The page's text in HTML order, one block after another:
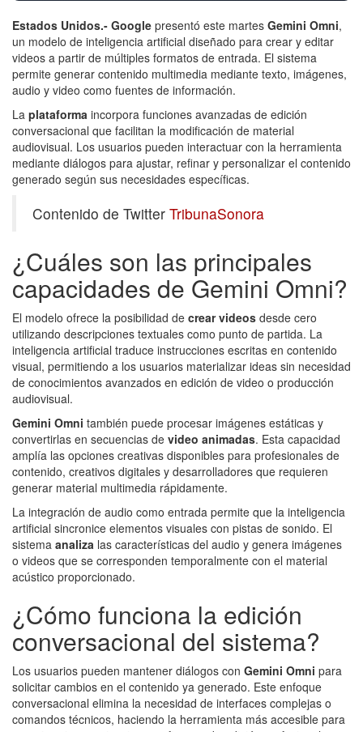
Estados Unidos.- Google presentó este martes Gemini Omni,
un modelo de inteligencia artificial diseñado para crear y editar
videos a partir de múltiples formatos de entrada. El sistema
permite generar contenido multimedia mediante texto, imágenes,
audio y video como fuentes de información.
La plataforma incorpora funciones avanzadas de edición
conversacional que facilitan la modificación de material
audiovisual. Los usuarios pueden interactuar con la herramienta
mediante diálogos para ajustar, refinar y personalizar el contenido
generado según sus necesidades específicas.
Contenido de Twitter TribunaSonora
¿Cuáles son las principales
capacidades de Gemini Omni?
El modelo ofrece la posibilidad de crear videos desde cero
utilizando descripciones textuales como punto de partida. La
inteligencia artificial traduce instrucciones escritas en contenido
visual, permitiendo a los usuarios materializar ideas sin necesidad
de conocimientos avanzados en edición de video o producción
audiovisual.
Gemini Omni también puede procesar imágenes estáticas y
convertirlas en secuencias de video animadas. Esta capacidad
amplía las opciones creativas disponibles para profesionales de
contenido, creativos digitales y desarrolladores que requieren
generar material multimedia rápidamente.
La integración de audio como entrada permite que la inteligencia
artificial sincronice elementos visuales con pistas de sonido. El
sistema analiza las características del audio y genera imágenes
o videos que se corresponden temporalmente con el material
acústico proporcionado.
¿Cómo funciona la edición
conversacional del sistema?
Los usuarios pueden mantener diálogos con Gemini Omni para
solicitar cambios en el contenido ya generado. Este enfoque
conversacional elimina la necesidad de interfaces complejas o
comandos técnicos, haciendo la herramienta más accesible para